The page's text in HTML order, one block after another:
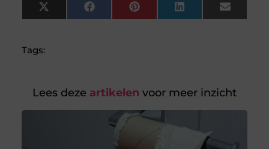
X
(Twitter)
FacebookPinterest LinkedIn Email
Tags:
Lees deze artikelen voor meer inzicht